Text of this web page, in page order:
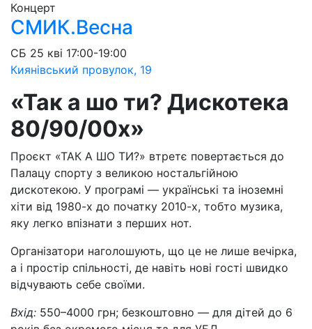
Концерт
СМИК.Весна
СБ 25 кві 17:00-19:00
Киянівський провулок, 19
«Так а шо ти? Дискотека
80/90/00х»
Проєкт «ТАК А ШО ТИ?» втретє повертається до
Палацу спорту з великою ностальгійною
дискотекою. У програмі — українські та іноземні
хіти від 1980-х до початку 2010-х, тобто музика,
яку легко впізнати з перших нот.
Організатори наголошують, що це не лише вечірка,
а і простір спільності, де навіть нові гості швидко
відчувають себе своїми.
Вхід: 550–4000 грн; безкоштовно — для дітей до 6